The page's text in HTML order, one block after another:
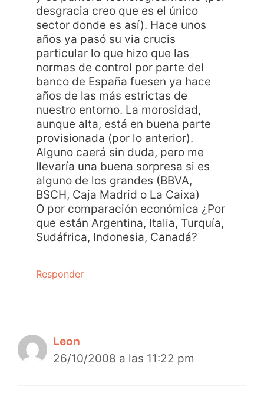
desgracia creo que es el único
sector donde es así). Hace unos
años ya pasó su via crucis
particular lo que hizo que las
normas de control por parte del
banco de España fuesen ya hace
años de las más estrictas de
nuestro entorno. La morosidad,
aunque alta, está en buena parte
provisionada (por lo anterior).
Alguno caerá sin duda, pero me
llevaría una buena sorpresa si es
alguno de los grandes (BBVA,
BSCH, Caja Madrid o La Caixa)
O por comparación económica ¿Por
que están Argentina, Italia, Turquía,
Sudáfrica, Indonesia, Canadá?
Responder
Leon
26/10/2008 a las 11:22 pm